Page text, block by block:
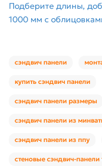
Подберите длины,
1000 мм с
сэндвич панели
купить сэндвич панели
сэндвич панели размеры
сэндвич панели из
сэндвич панели из ппу
стеновые сэндвич-